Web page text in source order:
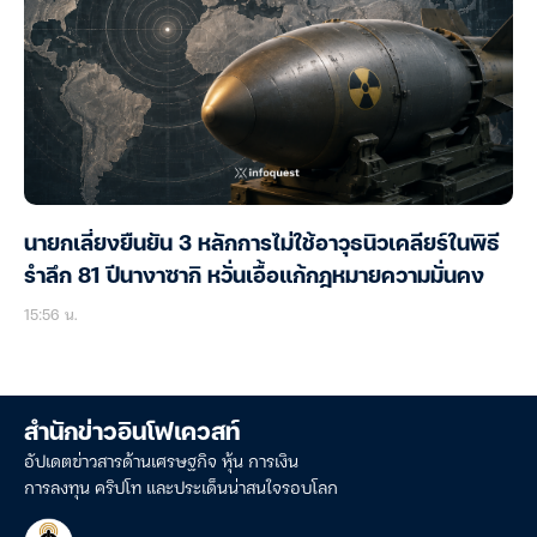
นายกเลี่ยงยืนยัน 3 หลักการไม่ใช้อาวุธนิวเคลียร์ในพิธี
รำลึก 81 ปีนางาซากิ หวั่นเอื้อแก้กฎหมายความมั่นคง
15:56 น.
สำนักข่าวอินโฟเควสท์
อัปเดตข่าวสารด้านเศรษฐกิจ หุ้น การเงิน
การลงทุน คริปโท และประเด็นน่าสนใจรอบโลก